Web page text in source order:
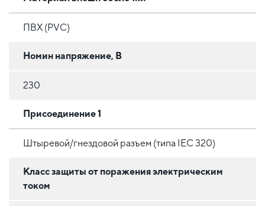
ПВХ (PVC)
Номин напряжение, В
230
Присоединение 1
Штыревой/гнездовой разъем (типа IEC 320)
Класс защиты от поражения электрическим
током